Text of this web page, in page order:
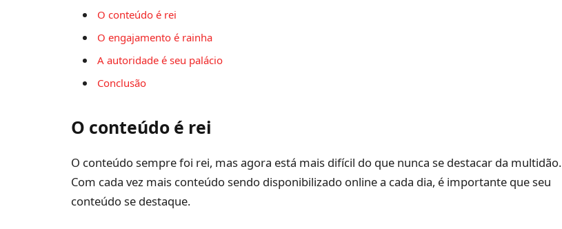
O conteúdo é rei
O engajamento é rainha
A autoridade é seu palácio
Conclusão
O conteúdo é rei
O conteúdo sempre foi rei, mas agora está mais difícil do que nunca se destacar da multidão.
Com cada vez mais conteúdo sendo disponibilizado online a cada dia, é importante que seu
conteúdo se destaque.